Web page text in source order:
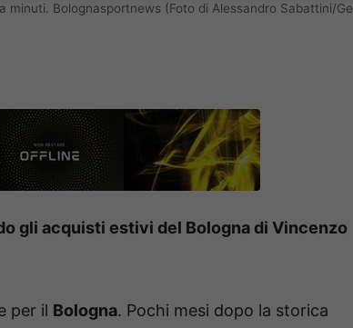
minuti. Bolognasportnews (Foto di Alessandro Sabattini/
gli acquisti estivi del Bologna di Vincenzo
per il Bologna. Pochi mesi dopo la storica